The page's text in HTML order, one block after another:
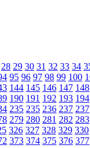
28 29 30 31 32 33 34
95 96 97 98 99 100
144 145 146 147 148
190 191 192 193 194
235 235 236 237 237
279 280 281 282 283
326 327 328 329 330
373 374 375 376 377